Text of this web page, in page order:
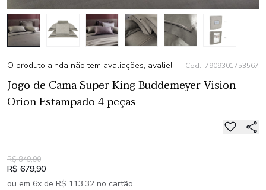
O produto ainda não tem avaliações, avalie! Cod.: 7909301753567
Jogo de Cama Super King Buddemeyer Vision
Orion Estampado 4 peças
R$ 849,90
R$ 679,90
ou em 6x de R$ 113,32 no cartão